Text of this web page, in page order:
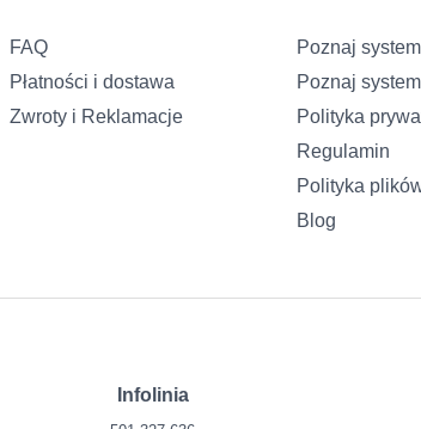
FAQ
Płatności i dostawa
Zwroty i Reklamacje
Poznaj
Poznaj
Polityka
Regulamin
Polityka
Blog
Infolinia